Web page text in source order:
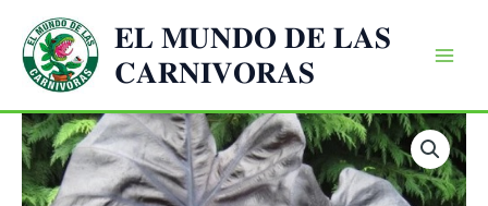
contenido
𝐄𝐋 𝐌𝐔𝐍𝐃𝐎 𝐃𝐄 𝐋𝐀𝐒
𝐂𝐀𝐑𝐍𝐈𝐕𝐎𝐑𝐀𝐒